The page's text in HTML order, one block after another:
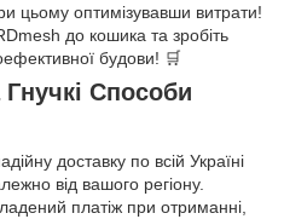
цьому оптимізувавши витрати!
до кошика та зробіть
будови! 🛒
Способи
доставку по всій Україні
від вашого регіону.
платіж при отриманні,